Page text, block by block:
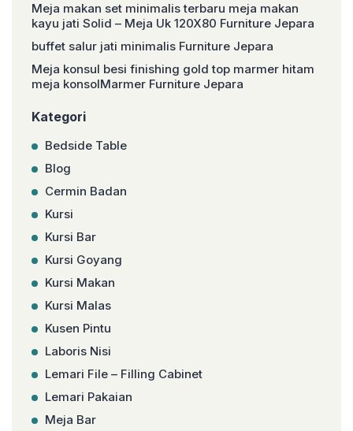
Meja makan set minimalis terbaru meja makan
kayu jati Solid – Meja Uk 120X80 Furniture Jepara
buffet salur jati minimalis Furniture Jepara
Meja konsul besi finishing gold top marmer hitam
meja konsolMarmer Furniture Jepara
Kategori
Bedside Table
Blog
Cermin Badan
Kursi
Kursi Bar
Kursi Goyang
Kursi Makan
Kursi Malas
Kusen Pintu
Laboris Nisi
Lemari File – Filling Cabinet
Lemari Pakaian
Meja Bar